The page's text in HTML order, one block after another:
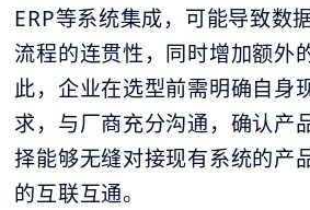
ERP等系统集成，可能导致数
流程的连贯性，同时增加额外
此，企业在选型前需明确自身
求，与厂商充分沟通，确认产
择能够无缝对接现有系统的产
的互联互通。